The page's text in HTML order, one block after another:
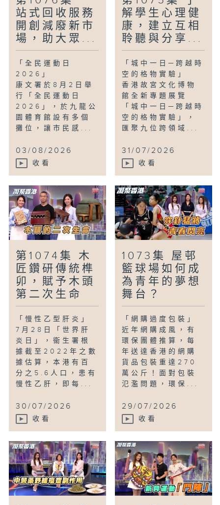
站式回收服務
開創減廢新市
場，助大眾...
「全民運動日
2026」
康文署於8月2日舉
行「全民運動日
2026」，於九龍公
園體育館設有多個
攤位，讓市民感...
03/08/2026
收看
解學生心理健
康，建立互相
聆聽與分享...
「城中一日─跨越時
空的格物實驗」
香港故宮文化博物
館全新專題展覽
「城中一日─跨越時
空的格物實驗」，
匯聚九位跨領域...
31/07/2026
收看
第1074集 木
匠鑽研傳統榫
卯，賦予木頭
第二次生命
「慢性乙型肝炎」
7月28日「世界肝
炎日」，衞生署根
據截至2022年之數
據估算，本港有百
分之5.6人口，患有
慢性乙肝，即每...
30/07/2026
收看
1073集 屋邨
籃球場如何成
為青年的夢想
舞台？
「網購過度包裝」
近年網購成風，有
環保團體推算，每
年送達香港的網購
貨品包裝重達270
萬公斤！面對包裝
氾濫問題，環保...
29/07/2026
收看